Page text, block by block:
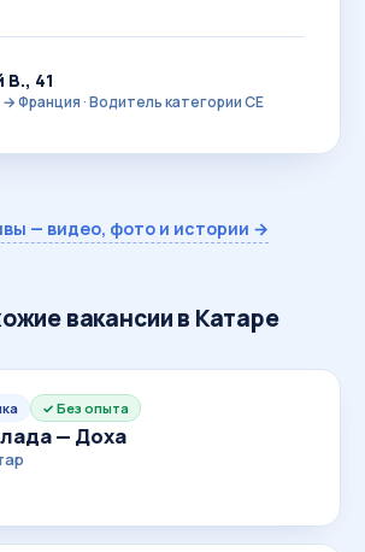
В., 41
Франция · Водитель категории CE
— видео, фото и истории →
вакансии в Катаре
Без опыта
— Доха